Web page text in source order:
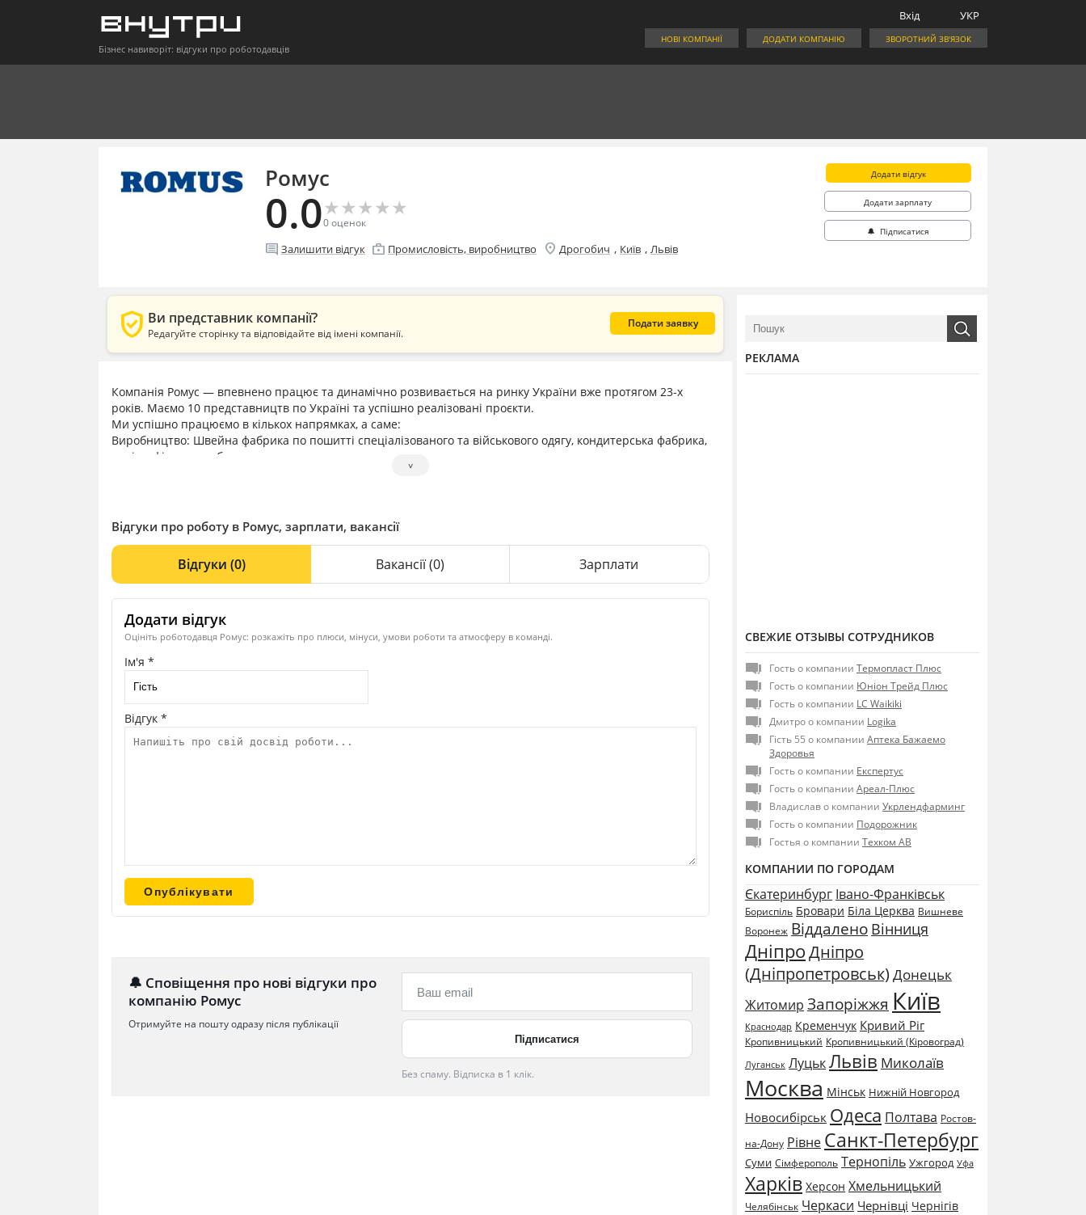
Бізнес навиворіт: відгуки про роботодавців
УКР
Вхід
ЗВОРОТНИЙ ЗВ'ЯЗОК
ДОДАТИ КОМПАНІЮ
НОВІ КОМПАНІЇ
Ромус
0.0★
★★
★★
★★
★★
★
0оценок
comment Залишити відгук enterprise Промисловість, виробництво location_on Дрогобич , Київ , Львів
Додати відгук
Додати зарплату
🔔 Підписатися
verified_user Ви представник компанії?
Редагуйте сторінку та відповідайте від імені компанії.
Подати заявку
Компанія Ромус — впевнено працює та динамічно розвивається на ринку України вже протягом 23-х
років. Маємо 10 представництв по Україні та успішно реалізовані проєкти.
Ми успішно працюємо в кількох напрямках, а саме:
Виробництво: Швейна фабрика по пошитті спеціалізованого та військового одягу, кондитерська фабрика,
поліграфічне виробництво.
Оптова торгівля: Комплексне сервісне обслуговування офісів, продаж паперової продукції та канцелярії,
Роздрібна торгівля (мережа магазинів з канцелярськими товарами та дитячі супермаркети)
Надання послуг рекрутингу (підбір персоналу для різного сегменту бізнесу)
Наша основна місія: дати зрозуміти нашим клієнтам, що таке сервіс.
Основна місія щодо наших працівників: створити належні умови для комфортної праці, з відчуттям своєї
значущості та сприяти всебічному розвитку кожного, хто прагне кар’єрно зростати. Внесок наших
працівників завжди достойно оцінюється!
˅
Відгуки про роботу в Ромус, зарплати, вакансії
Відгуки (0) Вакансії(0) Зарплати
Додати відгук
Оцініть роботодавця Ромус: розкажіть про плюси, мінуси, умови роботи та атмосферу в команді.
Ім'я *
Відгук *
🔔 Сповіщення про нові відгуки про
компанію Ромус
Отримуйте на пошту одразу після публікації
Без спаму. Відписка в 1 клік.
РЕКЛАМА
СВЕЖИЕ ОТЗЫВЫ СОТРУДНИКОВ
Гость о компании Термопласт Плюс
Гость о компании Юніон Трейд Плюс
Гость о компании LC Waikiki
Дмитро о компании Logika
Гість 55 о компании Аптека Бажаемо
Здоровья
Гость о компании Експертус
Гость о компании Ареал-Плюс
Владислав о компании Укрлендфарминг
Гость о компании Подорожник
Гостья о компании Техком АВ
КОМПАНИИ ПО ГОРОДАМ
Єкатеринбург Івано-Франківськ
Бориспіль Бровари Біла Церква Вишневе
Воронеж Віддалено Вінниця
ДніпроДніпро
(Дніпропетровськ) Донецьк
Житомир Запоріжжя Київ
Краснодар Кременчук Кривий Ріг
Кропивницький Кропивницький (Кіровоград)
Луганськ ЛуцькЛьвів Миколаїв
Москва Мінськ Нижній Новгород
Новосибірськ Одеса Полтава Ростов-
на-Дону Рівне Санкт-Петербург
Суми Сімферополь Тернопіль Ужгород Уфа
Харків Херсон Хмельницький
Челябінськ Черкаси Чернівці Чернігів